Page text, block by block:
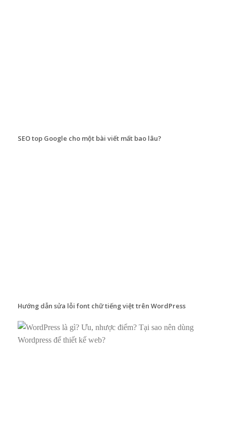
SEO top Google cho một bài viết mất bao lâu?
Hướng dẫn sửa lỗi font chữ tiếng việt trên WordPress